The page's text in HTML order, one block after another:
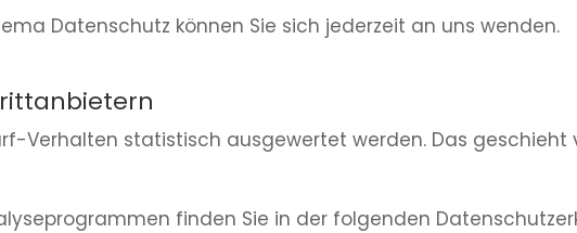
Datenschutz können Sie sich jederzeit an uns wenden.
Verhalten statistisch ausgewertet werden. Das
finden Sie in der folgenden